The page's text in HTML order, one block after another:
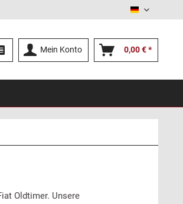
Deutsch
Mein Konto 0,00 € *
Oldtimer. Unsere